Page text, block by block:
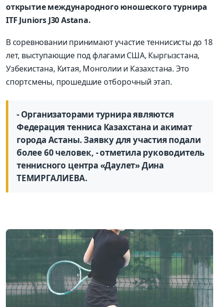
открытие международного юношеского турнира
ITF Juniors J30 Astana.
В соревновании принимают участие теннисисты до 18
лет, выступающие под флагами США, Кыргызстана,
Узбекистана, Китая, Монголии и Казахстана. Это
спортсмены, прошедшие отборочный этап.
- Организаторами турнира являются
Федерация тенниса Казахстана и акимат
города Астаны. Заявку для участия подали
более 60 человек, - отметила руководитель
теннисного центра «Даулет» Дина
ТЕМИРГАЛИЕВА.